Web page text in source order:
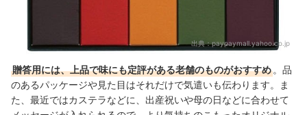
出典：paypaymall.yahoo.co.jp
贈答用には、上品で味にも定評がある老舗のものがおすすめ 。品
のあるパッケージや見た目はそれだけで気遣いも伝わります。ま
た、最近ではカステラなどに、出産祝いや母の日などに合わせて